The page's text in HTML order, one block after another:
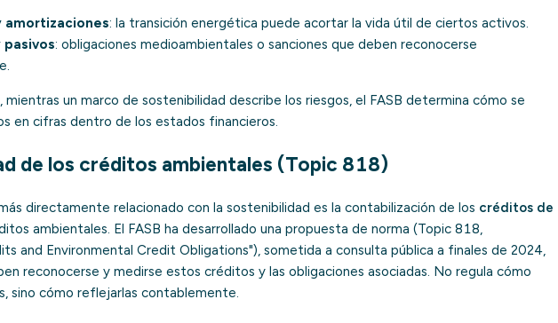
amortizaciones: la transición energética puede acortar la vida útil de ciertos activos.
pasivos: obligaciones medioambientales o sanciones que deben reconocerse
un marco de sostenibilidad describe los riesgos, el FASB determina cómo se
en cifras dentro de los estados financieros.
de los créditos ambientales (Topic 818)
directamente relacionado con la sostenibilidad es la contabilización de los créditos de
ambientales. El FASB ha desarrollado una propuesta de norma (Topic 818,
and Environmental Credit Obligations"), sometida a consulta pública a finales de 2024,
reconocerse y medirse estos créditos y las obligaciones asociadas. No regula cómo
sino cómo reflejarlas contablemente.